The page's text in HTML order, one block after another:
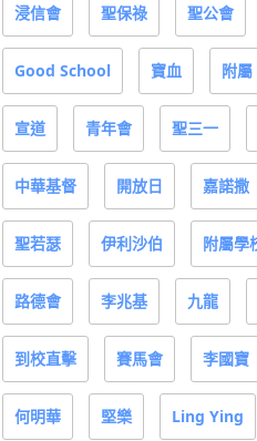
浸信會 聖保祿 聖公會
Good School 寶血 附屬
宣道 青年會 聖三一
中華基督 開放日 嘉諾撒
聖若瑟 伊利沙伯 附屬學
路德會 李兆基 九龍
到校直擊 賽馬會 李國寶
何明華 堅樂 Ling Ying